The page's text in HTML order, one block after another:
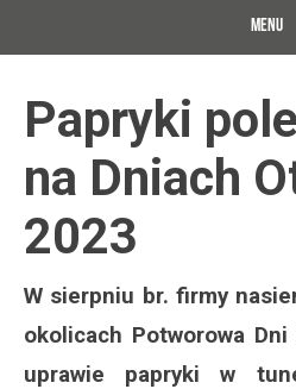
MENU
Papryki
na Dniach
2023
W sierpniu br. firmy
okolicach Potworowa
uprawie papryki w